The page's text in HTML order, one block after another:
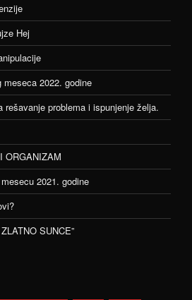
Hej
2022. godine
rešavanje problema i ispunjenje želja.
ORGANIZAM
2021. godine
SUNCE”